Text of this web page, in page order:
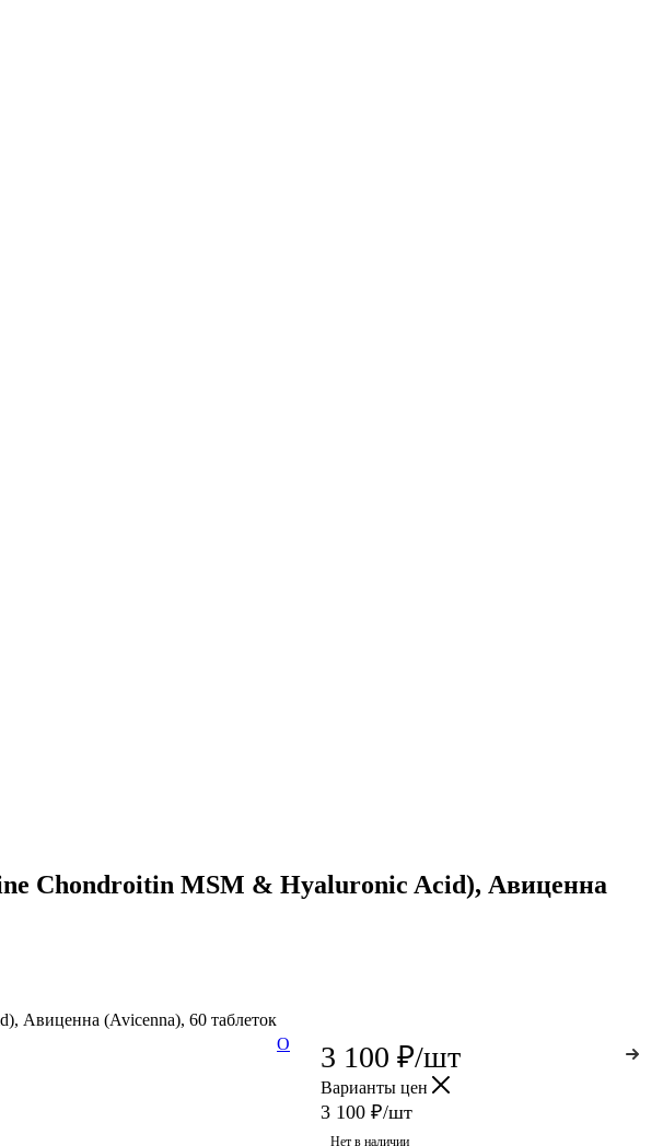
Chondroitin MSM & Hyaluronic Acid), Авиценна
Авиценна (Avicenna), 60 таблеток
3 100 ₽/шт
Варианты цен
3 100 ₽/шт
Нет в наличии
О